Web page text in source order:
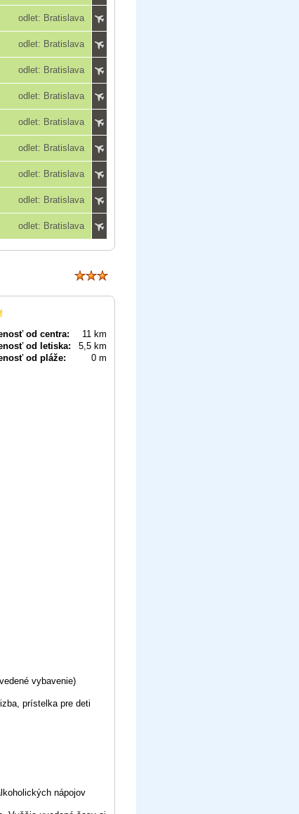
odlet: Bratislava
odlet: Bratislava
odlet: Bratislava
odlet: Bratislava
odlet: Bratislava
odlet: Bratislava
odlet: Bratislava
odlet: Bratislava
odlet: Bratislava
od centra:
11 km
od letiska:
5,5 km
od pláže:
0 m
vybavenie)
prístelka pre deti
nápojov